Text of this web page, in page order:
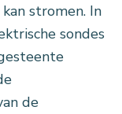
stromen. In
sondes
de